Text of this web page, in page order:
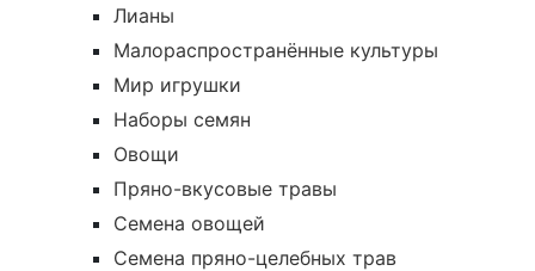
Лианы
Малораспространённые культуры
Мир игрушки
Наборы семян
Овощи
Пряно-вкусовые травы
Семена овощей
Семена пряно-целебных трав